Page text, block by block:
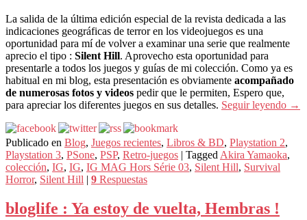
La salida de la última edición especial de la revista dedicada a las
indicaciones geográficas de terror en los videojuegos es una
oportunidad para mí de volver a examinar una serie que realmente
aprecio el tipo : Silent Hill. Aprovecho esta oportunidad para
presentarle a todos los juegos y guías de mi colección. Como ya es
habitual en mi blog, esta presentación es obviamente acompañado
de numerosas fotos y videos pedir que le permiten, Espero que,
para apreciar los diferentes juegos en sus detalles. Seguir leyendo →
Publicado en Blog, Juegos recientes, Libros & BD, Playstation 2,
Playstation 3, PSone, PSP, Retro-juegos | Tagged Akira Yamaoka,
colección, IG, IG, IG MAG Hors Série 03, Silent Hill, Survival
Horror, Silent Hill | 9 Respuestas
bloglife : Ya estoy de vuelta, Hembras !